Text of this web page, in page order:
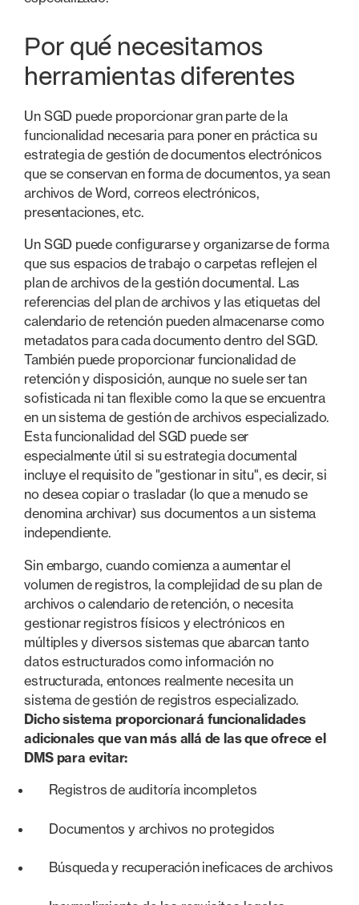
Por qué necesitamos
herramientas diferentes
Un SGD puede proporcionar gran parte de la
funcionalidad necesaria para poner en práctica su
estrategia de gestión de documentos electrónicos
que se conservan en forma de documentos, ya sean
archivos de Word, correos electrónicos,
presentaciones, etc.
Un SGD puede configurarse y organizarse de forma
que sus espacios de trabajo o carpetas reflejen el
plan de archivos de la gestión documental. Las
referencias del plan de archivos y las etiquetas del
calendario de retención pueden almacenarse como
metadatos para cada documento dentro del SGD.
También puede proporcionar funcionalidad de
retención y disposición, aunque no suele ser tan
sofisticada ni tan flexible como la que se encuentra
en un sistema de gestión de archivos especializado.
Esta funcionalidad del SGD puede ser
especialmente útil si su estrategia documental
incluye el requisito de "gestionar in situ", es decir, si
no desea copiar o trasladar (lo que a menudo se
denomina archivar) sus documentos a un sistema
independiente.
Sin embargo, cuando comienza a aumentar el
volumen de registros, la complejidad de su plan de
archivos o calendario de retención, o necesita
gestionar registros físicos y electrónicos en
múltiples y diversos sistemas que abarcan tanto
datos estructurados como información no
estructurada, entonces realmente necesita un
sistema de gestión de registros especializado.
Dicho sistema proporcionará funcionalidades
adicionales que van más allá de las que ofrece el
DMS para evitar:
Registros de auditoría incompletos
Documentos y archivos no protegidos
Búsqueda y recuperación ineficaces de archivos